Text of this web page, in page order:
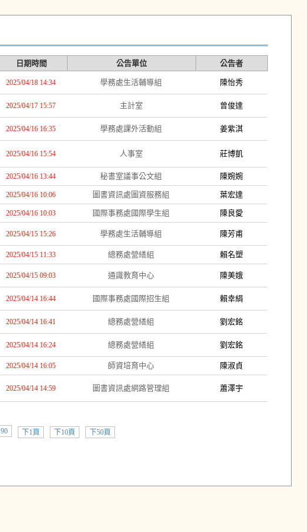
日期時間 公告單位 公告者
2025/04/18 14:34 學務處生活輔導組 陳怡秀
2025/04/17 15:57 主計室 曾俊達
2025/04/16 16:35 學務處課外活動組 姜紫淇
2025/04/16 15:54 人事室 莊博凱
2025/04/16 13:44 秘書室議事公文組 陳婉婉
2025/04/16 10:06 圖書資訊處圖資服務組 葉宏達
2025/04/16 10:03 國際事務處國際學生組 陳良愛
2025/04/15 15:26 學務處生活輔導組 陳芳甫
2025/04/15 11:33 總務處營繕組 賴名塑
2025/04/15 09:03 通識教育中心 陳美娥
2025/04/14 16:44 國際事務處國際招生組 賴幸絹
2025/04/14 16:41 總務處營繕組 劉宏銘
2025/04/14 16:24 總務處營繕組 劉宏銘
2025/04/14 16:05 師資培育中心 陳淑貞
2025/04/14 14:59 圖書資訊處網路管理組 蕭澤宇
90 下1頁 下10頁 下50頁